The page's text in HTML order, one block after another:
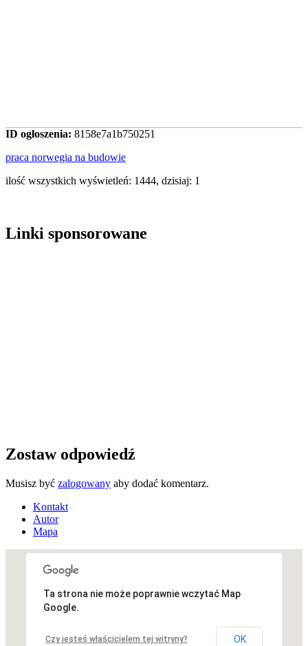
ID ogłoszenia: 8158e7a1b750251
praca norwegia na budowie
ilość wszystkich wyświetleń: 1444, dzisiaj: 1
Linki sponsorowane
Zostaw odpowiedź
Musisz być zalogowany aby dodać komentarz.
Kontakt
Autor
Mapa
Niestety, adres nie został znaleziony.
Ta strona nie może poprawnie wczytać Map
Google.
Czy jesteś właścicielem tej witryny? OK